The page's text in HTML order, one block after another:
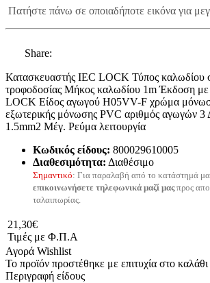
Πατήστε πάνω σε οποιαδήποτε εικόνα για
Share:
Κατασκευαστής IEC LOCK Τύπος καλωδίου
τροφοδοσίας Μήκος καλωδίου 1m Έκδοση
LOCK Είδος αγωγού H05VV-F χρώμα
εξωτερικής μόνωσης PVC αριθμός αγωγών 3
1.5mm2 Μέγ. Ρεύμα λειτουργία
Κωδικός είδους: 800029610005
Διαθεσιμότητα: Διαθέσιμο
Σημαντικό: Για παραλαβή από το κατάστημά
επικοινωνήσετε τηλεφωνικά μαζί μαςπρος
ταλαιπωρίας.
21,30€
Τιμές με Φ.Π.Α
Αγορά Wishlist
Το προϊόν προστέθηκε με επιτυχία στο καλάθι
Περιγραφή είδους